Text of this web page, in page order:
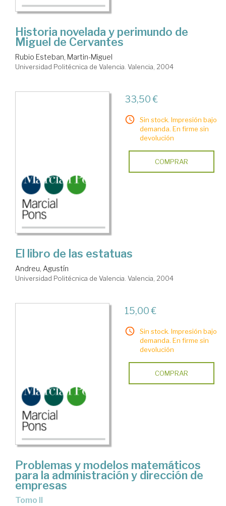
Historia novelada y perimundo de
Miguel de Cervantes
Rubio Esteban, Martin-Miguel
Universidad Politécnica de Valencia. Valencia, 2004
33,50 €
Sin stock. Impresión bajo
demanda. En firme sin
devolución
COMPRAR
El libro de las estatuas
Andreu, Agustín
Universidad Politécnica de Valencia. Valencia, 2004
15,00 €
Sin stock. Impresión bajo
demanda. En firme sin
devolución
COMPRAR
Problemas y modelos matemáticos
para la administración y dirección de
empresas
Tomo II